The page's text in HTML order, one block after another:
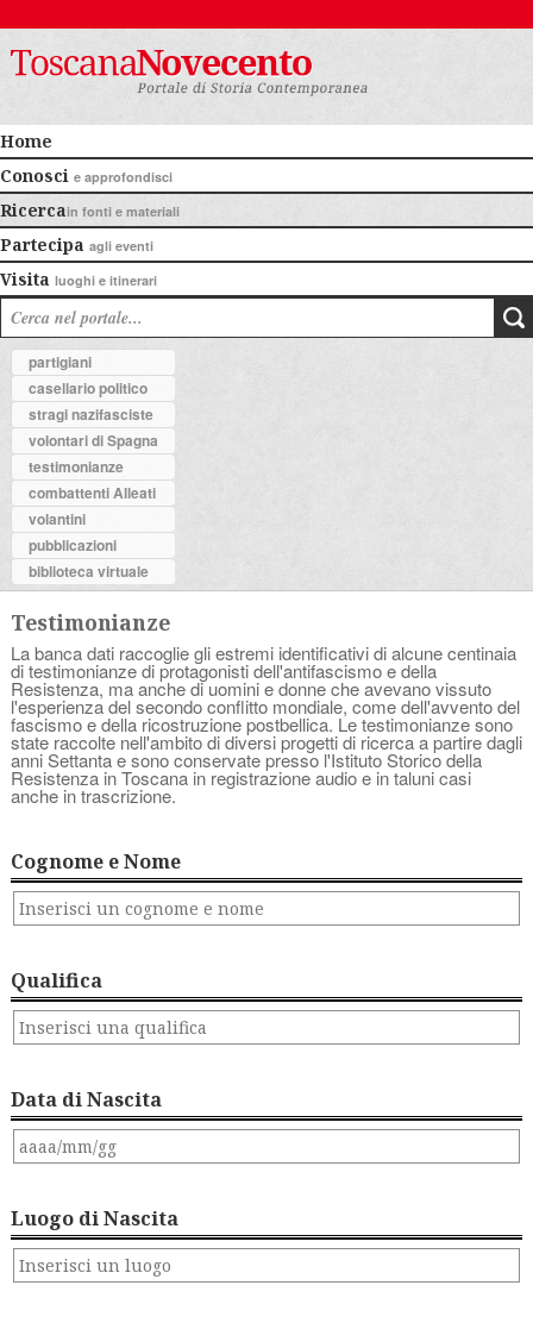
Home
Conosci e approfondisci
Ricercain fonti e materiali
Partecipa agli eventi
Visita luoghi e itinerari
partigiani
casellario politico
stragi nazifasciste
volontari di Spagna
testimonianze
combattenti Alleati
volantini
pubblicazioni
biblioteca virtuale
Testimonianze
La banca dati raccoglie gli estremi identificativi di alcune centinaia
di testimonianze di protagonisti dell'antifascismo e della
Resistenza, ma anche di uomini e donne che avevano vissuto
l'esperienza del secondo conflitto mondiale, come dell'avvento del
fascismo e della ricostruzione postbellica. Le testimonianze sono
state raccolte nell'ambito di diversi progetti di ricerca a partire dagli
anni Settanta e sono conservate presso l'Istituto Storico della
Resistenza in Toscana in registrazione audio e in taluni casi
anche in trascrizione.
Cognome e Nome
Qualifica
Data di Nascita
Luogo di Nascita